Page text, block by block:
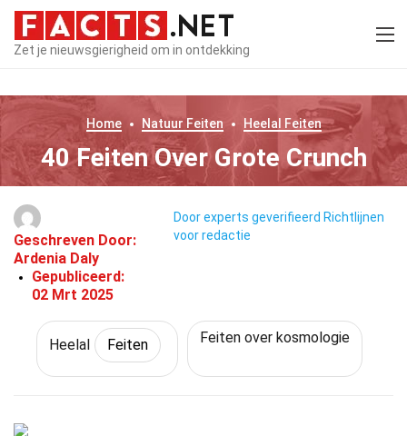
Zet je nieuwsgierigheid om in ontdekking
Home Natuur Feiten Heelal Feiten
40 Feiten Over Grote Crunch
Geschreven Door:
Ardenia Daly
Gepubliceerd:
02 Mrt 2025
Door experts geverifieerd Richtlijnen
voor redactie
Heelal Feiten Feiten over kosmologie